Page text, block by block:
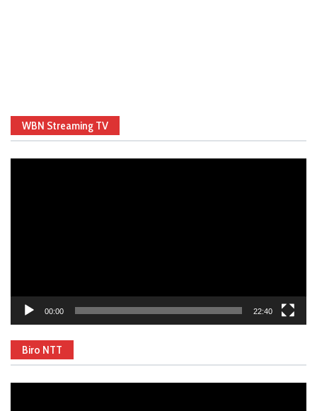
WBN Streaming TV
00:00 22:40
Biro NTT